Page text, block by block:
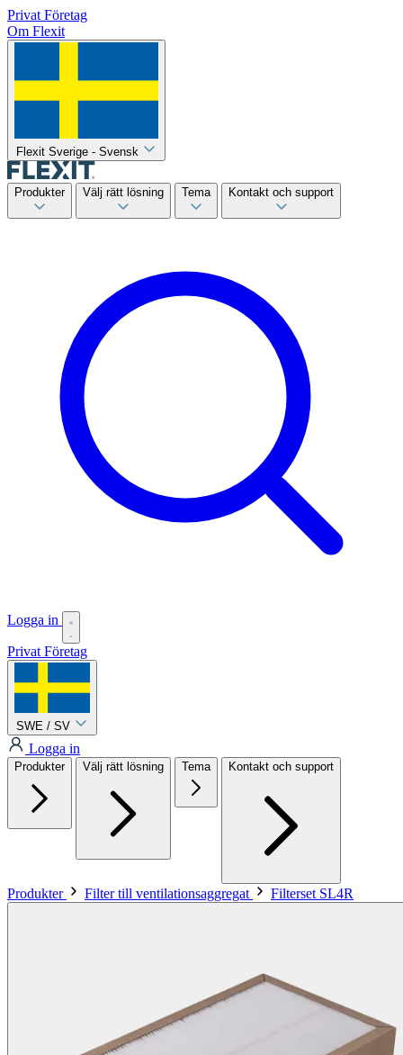
Privat Företag
Om Flexit
Flexit Sverige - Svensk
Produkter Välj rätt lösning Tema Kontakt och support
Logga in
Privat Företag
SWE / SV
Logga in
Produkter Välj rätt lösning Tema Kontakt och support
Produkter Filter till ventilationsaggregat Filterset SL4R